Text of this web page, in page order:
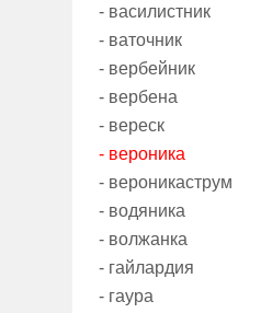
- василистник
- ваточник
- вербейник
- вербена
- вереск
- вероника
- вероникаструм
- водяника
- волжанка
- гайлардия
- гаура